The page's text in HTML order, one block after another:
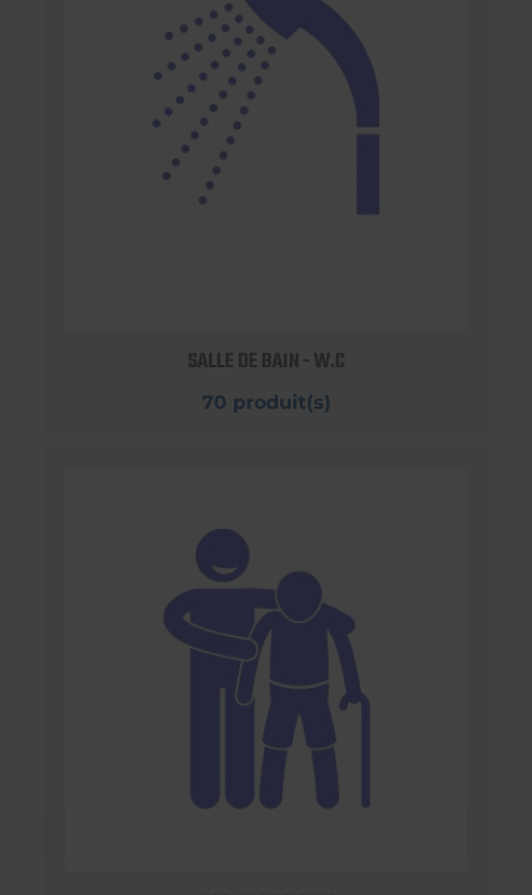
SALLE DE BAIN - W.C
70 produit(s)